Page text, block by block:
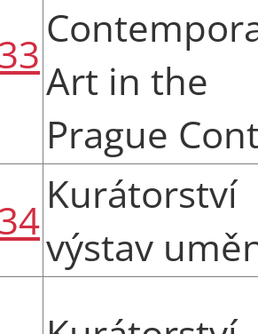
Art in the
Prague
Kurátorství
výstav